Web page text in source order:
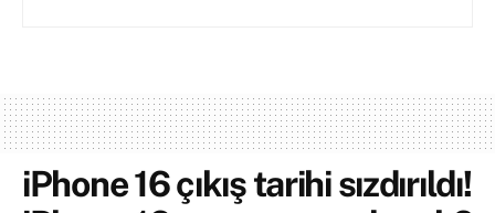
iPhone 16 çıkış tarihi sızdırıldı!